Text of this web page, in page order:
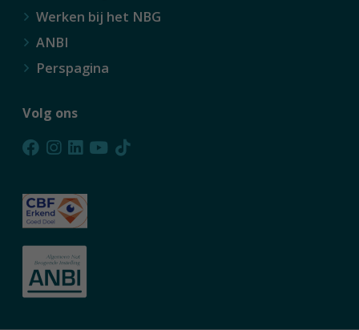
Werken bij het NBG
ANBI
Perspagina
Volg ons